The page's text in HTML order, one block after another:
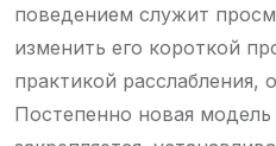
поведением служит
изменить его короткой
практикой расслабления,
Постепенно новая